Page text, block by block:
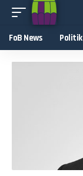
FoB News Politik